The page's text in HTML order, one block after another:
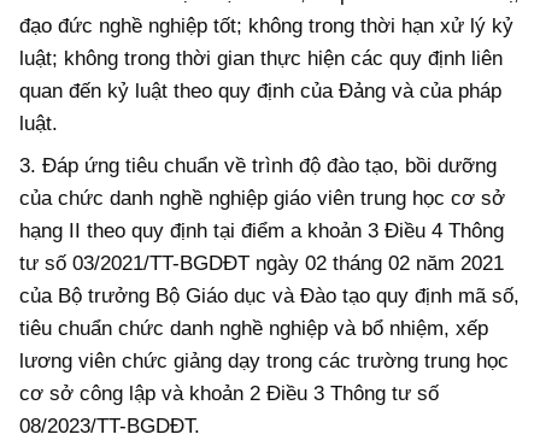
đạo đức nghề nghiệp tốt; không trong thời hạn xử lý kỷ
luật; không trong thời gian thực hiện các quy định liên
quan đến kỷ luật theo quy định của Đảng và của pháp
luật.
3. Đáp ứng tiêu chuẩn về trình độ đào tạo, bồi dưỡng
của chức danh nghề nghiệp giáo viên trung học cơ sở
hạng II theo quy định tại điểm a khoản 3 Điều 4 Thông
tư số 03/2021/TT-BGDĐT ngày 02 tháng 02 năm 2021
của Bộ trưởng Bộ Giáo dục và Đào tạo quy định mã số,
tiêu chuẩn chức danh nghề nghiệp và bổ nhiệm, xếp
lương viên chức giảng dạy trong các trường trung học
cơ sở công lập và khoản 2 Điều 3 Thông tư số
08/2023/TT-BGDĐT.